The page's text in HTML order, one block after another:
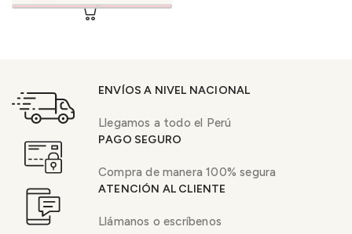
ENVÍOS A NIVEL NACIONAL
Llegamos a todo el Perú
PAGO SEGURO
Compra de manera 100% segura
ATENCIÓN AL CLIENTE
Llámanos o escríbenos